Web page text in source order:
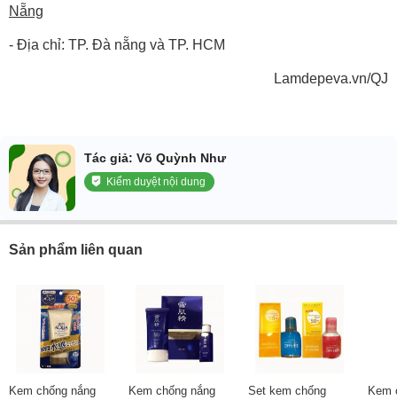
Nẵng
- Địa chỉ: TP. Đà nẵng và TP. HCM
Lamdepeva.vn/QJ
Tác giả: Võ Quỳnh Như
Kiểm duyệt nội dung
Sản phẩm liên quan
Kem chống nắng
Kem chống nắng
Set kem chống
Kem